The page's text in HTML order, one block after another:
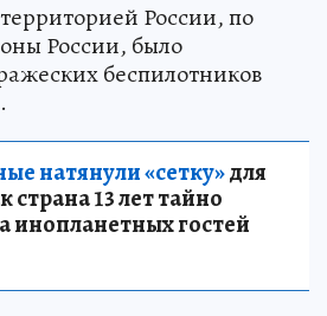
России, по
России, было
беспилотников
натянули «сетку»для
13 лет тайно
инопланетных гостей